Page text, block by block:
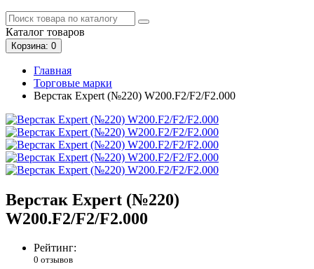
Каталог товаров
Корзина: 0
Главная
Торговые марки
Верстак Expert (№220) W200.F2/F2/F2.000
Верстак Expert (№220)
W200.F2/F2/F2.000
Рейтинг:
0 отзывов